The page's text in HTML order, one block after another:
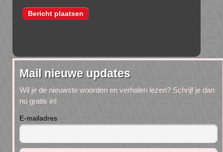
Mail nieuwe updates
Wil je de nieuwste woorden en verhalen lezen? Schrijf je dan
nu gratis in!
E-mailadres